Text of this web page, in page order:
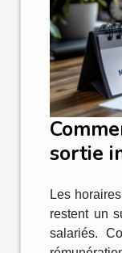
sortie
Les
restent un
salariés.